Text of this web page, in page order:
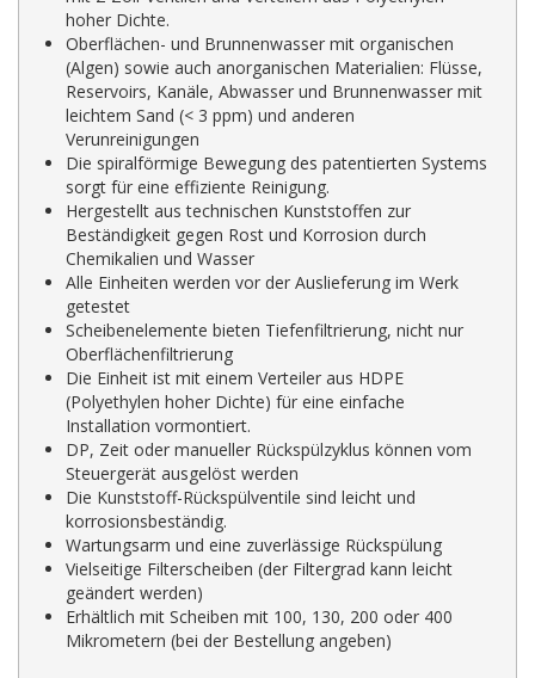
hoher Dichte.
Oberflächen- und Brunnenwasser mit organischen
(Algen) sowie auch anorganischen Materialien: Flüsse,
Reservoirs, Kanäle, Abwasser und Brunnenwasser mit
leichtem Sand (< 3 ppm) und anderen
Verunreinigungen
Die spiralförmige Bewegung des patentierten Systems
sorgt für eine effiziente Reinigung.
Hergestellt aus technischen Kunststoffen zur
Beständigkeit gegen Rost und Korrosion durch
Chemikalien und Wasser
Alle Einheiten werden vor der Auslieferung im Werk
getestet
Scheibenelemente bieten Tiefenfiltrierung, nicht nur
Oberflächenfiltrierung
Die Einheit ist mit einem Verteiler aus HDPE
(Polyethylen hoher Dichte) für eine einfache
Installation vormontiert.
DP, Zeit oder manueller Rückspülzyklus können vom
Steuergerät ausgelöst werden
Die Kunststoff-Rückspülventile sind leicht und
korrosionsbeständig.
Wartungsarm und eine zuverlässige Rückspülung
Vielseitige Filterscheiben (der Filtergrad kann leicht
geändert werden)
Erhältlich mit Scheiben mit 100, 130, 200 oder 400
Mikrometern (bei der Bestellung angeben)